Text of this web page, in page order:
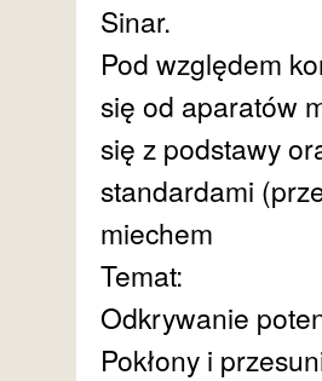
Sinar.
Pod względem
się od aparatów
się z podstawy
standardami
miechem
Temat:
Odkrywanie
Pokłony i